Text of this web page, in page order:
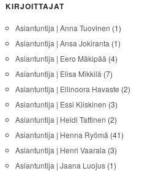
KIRJOITTAJAT
Asiantuntija | Anna Tuovinen (1)
Asiantuntija | Ansa Jokiranta (1)
Asiantuntija | Eero Mäkipää (4)
Asiantuntija | Elisa Mikkilä (7)
Asiantuntija | Ellinoora Havaste (2)
Asiantuntija | Essi Kiiskinen (3)
Asiantuntija | Heidi Tattinen (2)
Asiantuntija | Henna Ryömä (41)
Asiantuntija | Henri Vaarala (3)
Asiantuntija | Jaana Luojus(1)